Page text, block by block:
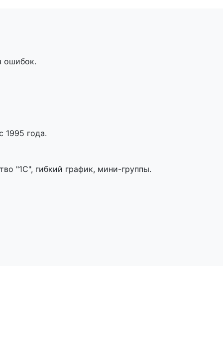
ошибок.
1995 года.
"1С", гибкий график, мини-группы.